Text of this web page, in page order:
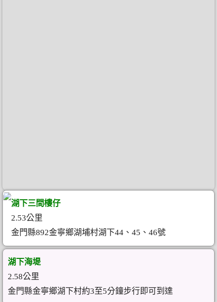
湖下三間樓仔
2.53公里
金門縣892金寧鄉湖埔村湖下44、45、46號
湖下海堤
2.58公里
金門縣金寧鄉湖下村約3至5分鐘步行即可到達